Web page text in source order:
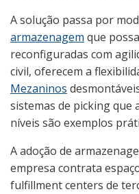
A solução passa por
armazenagem que
reconfiguradas com
civil, oferecem a
Mezaninos
sistemas de picking que
níveis são exemplos
A adoção de
empresa contrata
fulfillment centers de